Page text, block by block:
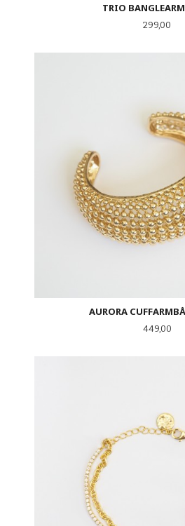
TRIO
Pris
299,00
AURORA
Pris
449,00